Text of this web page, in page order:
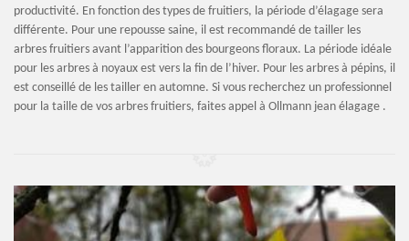
productivité. En fonction des types de fruitiers, la période d’élagage sera
différente. Pour une repousse saine, il est recommandé de tailler les
arbres fruitiers avant l’apparition des bourgeons floraux. La période idéale
pour les arbres à noyaux est vers la fin de l’hiver. Pour les arbres à pépins, il
est conseillé de les tailler en automne. Si vous recherchez un professionnel
pour la taille de vos arbres fruitiers, faites appel à Ollmann jean élagage .